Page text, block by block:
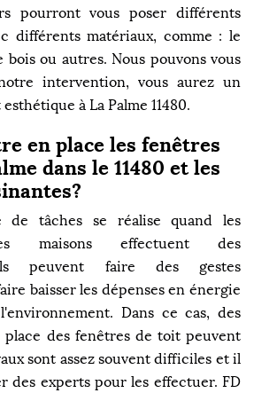
pourront vous poser différents
différents matériaux, comme : le
bois ou autres. Nous pouvons vous
intervention, vous aurez un
à La Palme 11480.
en place les fenêtres
dans le 11480 et les
de tâches se réalise quand les
maisons effectuent des
Ils peuvent faire des gestes
baisser les dépenses en énergie
Dans ce cas, des
place des fenêtres de toit peuvent
sont assez souvent difficiles et il
des experts pour les effectuer. FD